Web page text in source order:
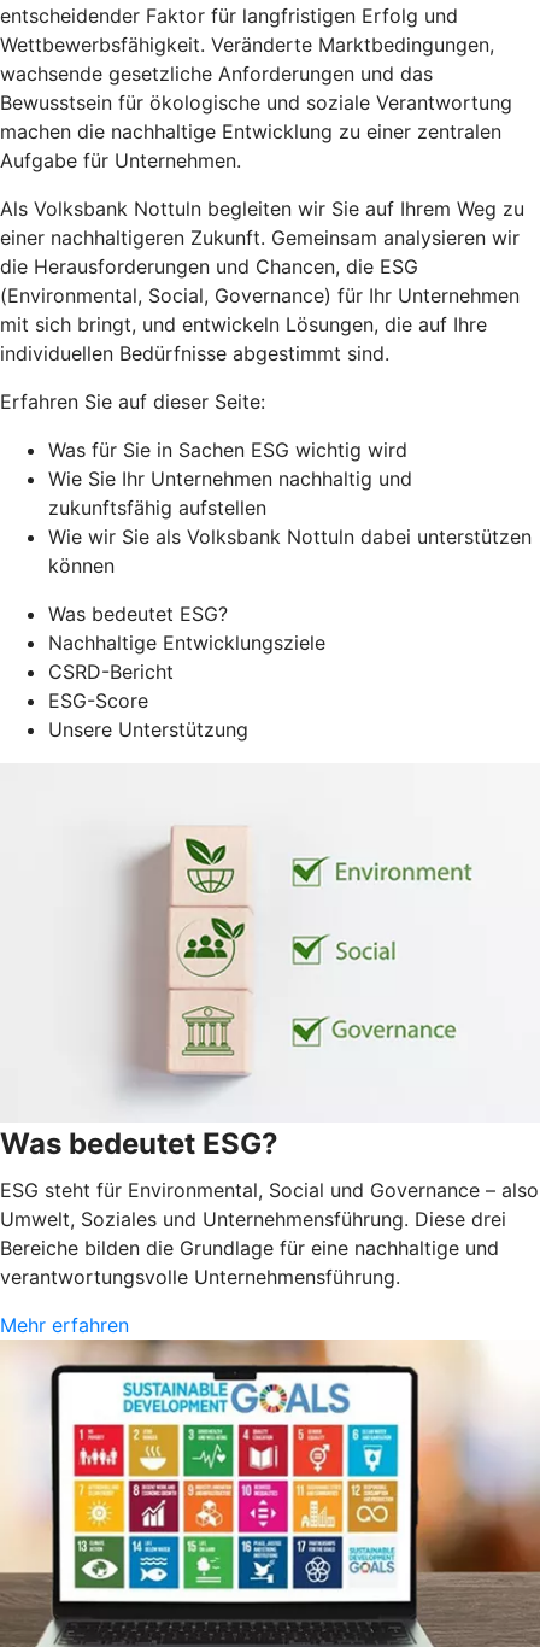
entscheidender Faktor für langfristigen Erfolg und
Wettbewerbsfähigkeit. Veränderte Marktbedingungen,
wachsende gesetzliche Anforderungen und das
Bewusstsein für ökologische und soziale Verantwortung
machen die nachhaltige Entwicklung zu einer zentralen
Aufgabe für Unternehmen.
Als Volksbank Nottuln begleiten wir Sie auf Ihrem Weg zu
einer nachhaltigeren Zukunft. Gemeinsam analysieren wir
die Herausforderungen und Chancen, die ESG
(Environmental, Social, Governance) für Ihr Unternehmen
mit sich bringt, und entwickeln Lösungen, die auf Ihre
individuellen Bedürfnisse abgestimmt sind.
Erfahren Sie auf dieser Seite:
Was für Sie in Sachen ESG wichtig wird
Wie Sie Ihr Unternehmen nachhaltig und
zukunftsfähig aufstellen
Wie wir Sie als Volksbank Nottuln dabei unterstützen
können
Was bedeutet ESG?
Nachhaltige Entwicklungsziele
CSRD-Bericht
ESG-Score
Unsere Unterstützung
Was bedeutet ESG?
ESG steht für Environmental, Social und Governance – also
Umwelt, Soziales und Unternehmensführung. Diese drei
Bereiche bilden die Grundlage für eine nachhaltige und
verantwortungsvolle Unternehmensführung.
Mehr erfahren